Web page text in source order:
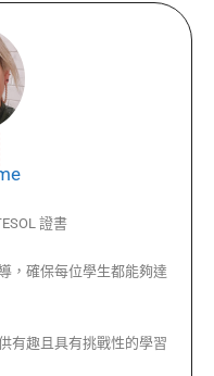
證書
，確保每位學生都能夠達
有趣且具有挑戰性的學習